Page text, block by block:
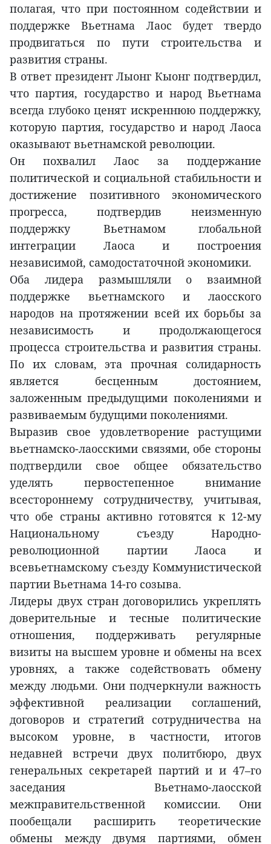
полагая, что при постоянном содействии и
поддержке Вьетнама Лаос будет твердо
продвигаться по пути строительства и
развития страны.
В ответ президент Лыонг Кыонг подтвердил,
что партия, государство и народ Вьетнама
всегда глубоко ценят искреннюю поддержку,
которую партия, государство и народ Лаоса
оказывают вьетнамской революции.
Он похвалил Лаос за поддержание
политической и социальной стабильности и
достижение позитивного экономического
прогресса, подтвердив неизменную
поддержку Вьетнамом глобальной
интеграции Лаоса и построения
независимой, самодостаточной экономики.
Оба лидера размышляли о взаимной
поддержке вьетнамского и лаосского
народов на протяжении всей их борьбы за
независимость и продолжающегося
процесса строительства и развития страны.
По их словам, эта прочная солидарность
является бесценным достоянием,
заложенным предыдущими поколениями и
развиваемым будущими поколениями.
Выразив свое удовлетворение растущими
вьетнамско-лаосскими связями, обе стороны
подтвердили свое общее обязательство
уделять первостепенное внимание
всестороннему сотрудничеству, учитывая,
что обе страны активно готовятся к 12-му
Национальному съезду Народно-
революционной партии Лаоса и
всевьетнамскому съезду Коммунистической
партии Вьетнама 14-го созыва.
Лидеры двух стран договорились укреплять
доверительные и тесные политические
отношения, поддерживать регулярные
визиты на высшем уровне и обмены на всех
уровнях, а также содействовать обмену
между людьми. Они подчеркнули важность
эффективной реализации соглашений,
договоров и стратегий сотрудничества на
высоком уровне, в частности, итогов
недавней встречи двух политбюро, двух
генеральных секретарей партий и и 47–го
заседания Вьетнамо-лаосской
межправительственной комиссии. Они
пообещали расширить теоретические
обмены между двумя партиями, обмен